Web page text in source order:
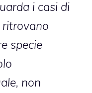
i casi di
ritrovano
specie
non